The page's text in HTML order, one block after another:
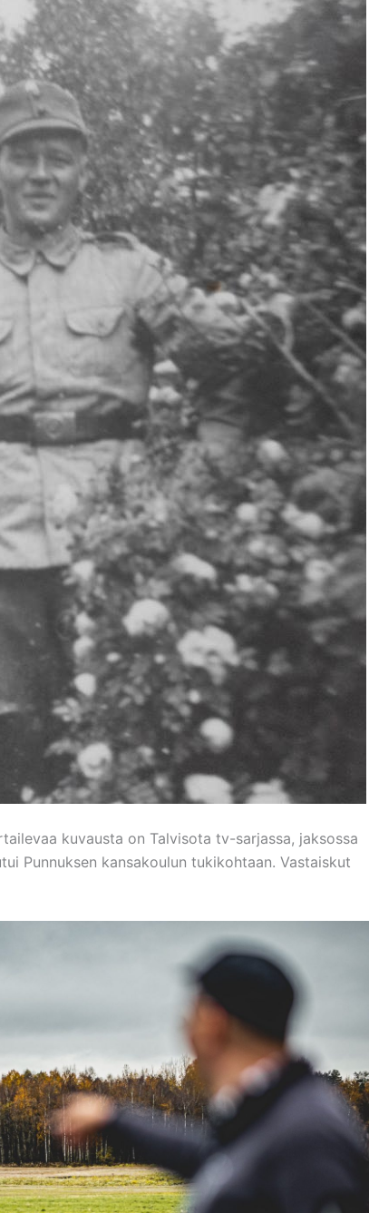
kuvausta on Talvisota tv-sarjassa, jaksossa
Punnuksen kansakoulun tukikohtaan. Vastaiskut